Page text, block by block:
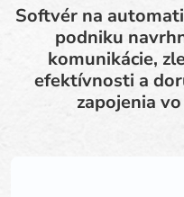
Softvér na
podniku
komunikácie,
efektívnosti a
zapojenia